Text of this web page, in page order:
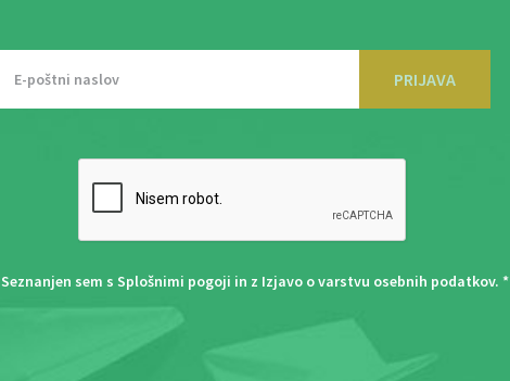
PRIJAVA
Seznanjen sem s Splošnimi pogoji in z Izjavo o varstvu osebnih podatkov. *